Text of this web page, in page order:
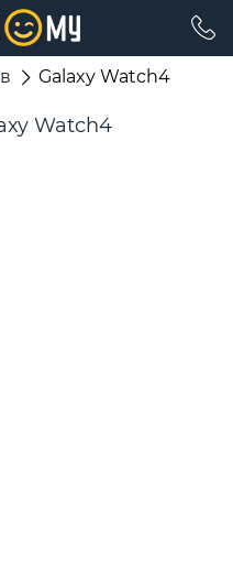
Galaxy Watch4
Watch4